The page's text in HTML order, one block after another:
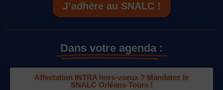
J’adhère au SNALC !
Dans votre agenda :
Affectation INTRA hors-voeux ? Mandatez le
SNALC Orléans-Tours !